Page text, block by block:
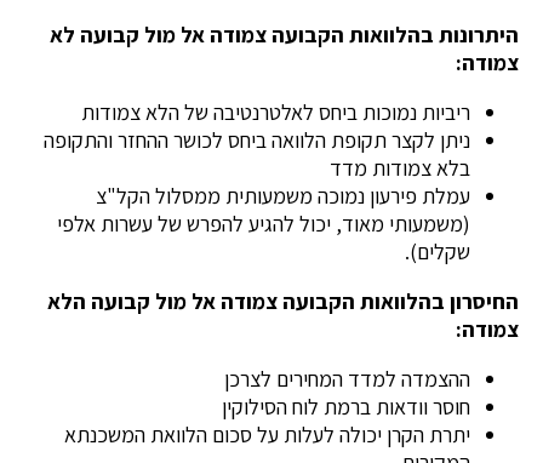
היתרונות בהלוואות הקבועה צמודה אל מול קבועה לא
צמודה:
ריביות נמוכות ביחס לאלטרנטיבה של הלא צמודות
ניתן לקצר תקופת הלוואה ביחס לכושר ההחזר והתקופה
בלא צמודות מדד
עמלת פירעון נמוכה משמעותית ממסלול הקל"צ
(משמעותי מאוד, יכול להגיע להפרש של עשרות אלפי
שקלים).
החיסרון בהלוואות הקבועה צמודה אל מול קבועה הלא
צמודה:
ההצמדה למדד המחירים לצרכן
חוסר וודאות ברמת לוח הסילוקין
יתרת הקרן יכולה לעלות על סכום הלוואת המשכנתא